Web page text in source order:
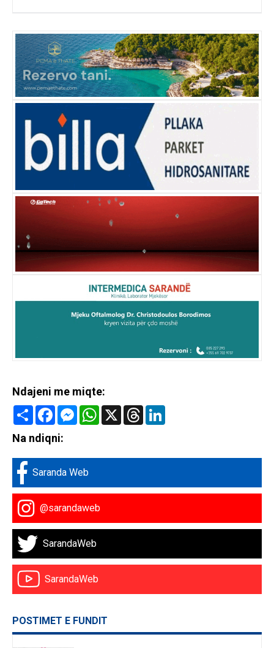
Ndajeni me miqte:
Share FacebookMessenger
WhatsApp
X Threads
Na ndiqni:
Saranda Web
@sarandaweb
SarandaWeb
SarandaWeb
POSTIMET E FUNDIT